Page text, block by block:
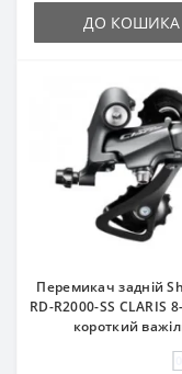
ДО КОШИКА
Перемикач задній
RD-R2000-SS CLARIS
короткий